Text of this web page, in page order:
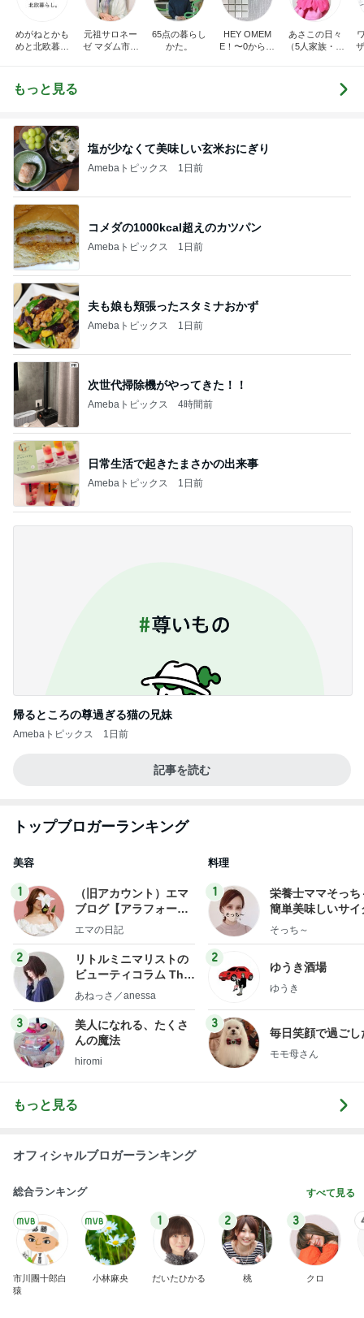
めがねとかも
めと北欧暮ら
元祖サロネー
ゼ マダム市川
65点の暮らし
かた。
HEY OMEM
E！〜0からの
あさこの日々
（5人家族・投
もっと見る
塩が少なくて美味しい玄米おにぎり
Amebaトピックス 1日前
コメダの1000kcal超えのカツパン
Amebaトピックス 1日前
夫も娘も頬張ったスタミナおかず
Amebaトピックス 1日前
次世代掃除機がやってきた！！
Amebaトピックス 4時間前
日常生活で起きたまさかの出来事
Amebaトピックス 1日前
帰るところの尊過ぎる猫の兄妹
Amebaトピックス 1日前
記事を読む
トップブロガーランキング
美容
1
（旧アカウント）エマ
ブログ【アラフォー会
社売却セカンドライ
エマの日記
2
リトルミニマリストの
ビューティコラム The
little minimalist's bea
あねっさ／anessa
3
美人になれる、たくさ
んの魔法
hiromi
料理
1
栄養士ママそっち
簡単美味しいサイ
献立
そっち～
2
ゆうき酒場
ゆうき
3
毎日笑顔で過ごし
モモ母さん
もっと見る
オフィシャルブロガーランキング
総合ランキング すべて見る
市川團十郎白
猿
小林麻央
1
だいたひかる
2
桃
3
クロ